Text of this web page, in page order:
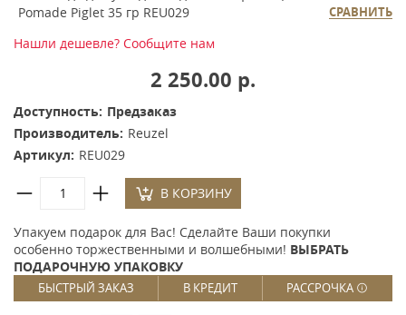
Pomade Piglet 35 гр REU029
СРАВНИТЬ
Нашли дешевле? Сообщите нам
2 250.00 р.
Доступность: Предзаказ
Производитель: Reuzel
Артикул: REU029
В КОРЗИНУ
Упакуем подарок для Вас! Сделайте Ваши покупки
особенно торжественными и волшебными! ВЫБРАТЬ
ПОДАРОЧНУЮ УПАКОВКУ
БЫСТРЫЙ ЗАКАЗ В КРЕДИТ РАССРОЧКА